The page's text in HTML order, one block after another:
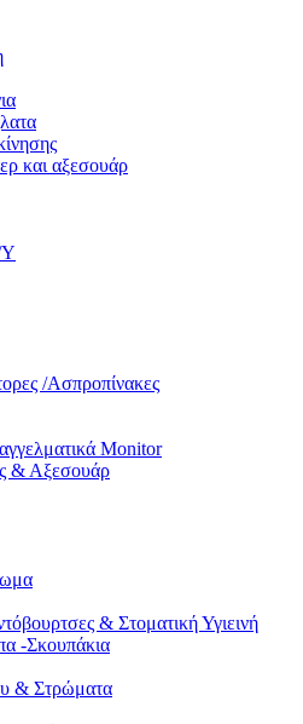
και αξεσουάρ
Υ
/Ασπροπίνακες
Monitor
& Αξεσουάρ
& Στοματική Υγιεινή
-Σκουπάκια
& Στρώματα